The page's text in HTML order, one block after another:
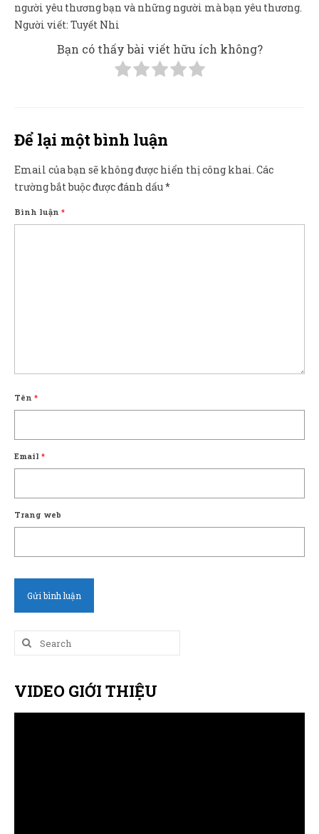
người yêu thương bạn và những người mà bạn yêu thương.
Người viết: Tuyết Nhi
Bạn có thấy bài viết hữu ích không?
Để lại một bình luận
Email của bạn sẽ không được hiển thị công khai. Các
trường bắt buộc được đánh dấu*
Bình luận *
Tên *
Email *
Trang web
Search
for:
VIDEO GIỚI THIỆU